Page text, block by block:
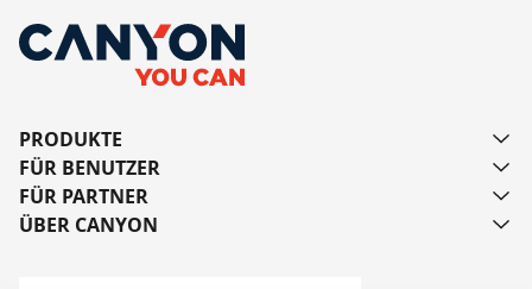
PRODUKTE
FÜR BENUTZER
FÜR PARTNER
ÜBER CANYON